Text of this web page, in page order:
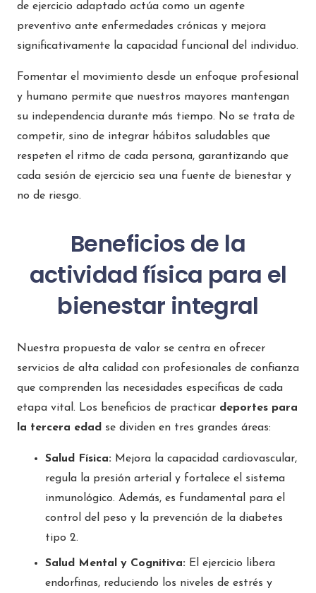
de ejercicio adaptado actúa como un agente
preventivo ante enfermedades crónicas y mejora
significativamente la capacidad funcional del individuo.
Fomentar el movimiento desde un enfoque profesional
y humano permite que nuestros mayores mantengan
su independencia durante más tiempo. No se trata de
competir, sino de integrar hábitos saludables que
respeten el ritmo de cada persona, garantizando que
cada sesión de ejercicio sea una fuente de bienestar y
no de riesgo.
Beneficios de la
actividad física para el
bienestar integral
Nuestra propuesta de valor se centra en ofrecer
servicios de alta calidad con profesionales de confianza
que comprenden las necesidades específicas de cada
etapa vital. Los beneficios de practicar deportes para
la tercera edad se dividen en tres grandes áreas:
Salud Física: Mejora la capacidad cardiovascular,
regula la presión arterial y fortalece el sistema
inmunológico. Además, es fundamental para el
control del peso y la prevención de la diabetes
tipo 2.
Salud Mental y Cognitiva: El ejercicio libera
endorfinas, reduciendo los niveles de estrés y